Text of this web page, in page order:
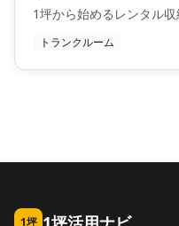
1坪から始めるレンタル収
トランクルーム
1坪